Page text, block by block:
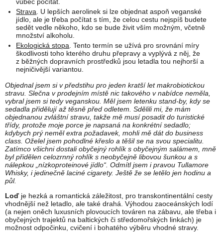
Strava . U lepších aerolinek si lze objednat aspoň veganské
jídlo, ale je třeba počítat s tím, že celou cestu nejspíš budete
sedět vedle někoho, kdo se bude živit vším možným, včetně
množství alkoholu.
Ekologická stopa . Tento termín se užívá pro srovnání míry
škodlivosti toho kterého druhu přepravy a vyplývá z něj, že
z běžných dopravních prostředků jsou letadla tou nejhorší a
nejničivější variantou.
Objednal jsem si v předstihu pro jeden kratší let makrobiotickou
stravu. Slečna v prodejním místě nic takového v nabídce neměla,
vybral jsem si tedy veganskou. Měl jsem letenku stand-by, kdy se
sedadla přidělují až těsně před odletem. Sdělili mi, že mám
objednanou zvláštní stravu, takže mě musí posadit do turistické
třídy, protože moje porce je napsaná na konkrétní sedadlo;
kdybych prý neměl extra požadavek, mohli mě dát do business
class. Oželel jsem pohodlné křeslo a těšil se na svou specialitu.
Zatímco všichni dostali obyčejný rohlík s obyčejným salámem, mně
byl přidělen celozrnný rohlík s neobyčejně libovou šunkou a s
nálepkou „nízkoproteinové jídlo“. Odmítl jsem i pravou Tullamore
Whisky, i jedinečně laciné cigarety. Ještě že se letělo jen hodinu a
půl.
Loď je hezká a romantická záležitost, pro transkontinentální cesty
vhodnější než letadlo, ale také drahá. Výhodou zaoceánských lodí
(a nejen oněch luxusních plovoucích továren na zábavu, ale třeba i
obyčejných trajektů na baltických či středomořských linkách) je
možnost odpočinku, cvičení i bohatého výběru vhodné stravy.